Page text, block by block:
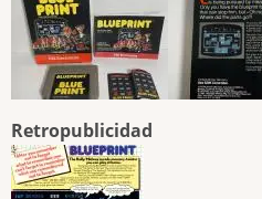
Retropublicidad